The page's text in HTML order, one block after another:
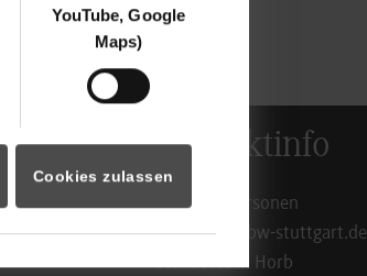
YouTube, Google
Maps)
Cookies zulassen
Kontaktinfo
Ansprechpersonen
info@hb.dhbw-stuttgart.de
Standorte in Horb